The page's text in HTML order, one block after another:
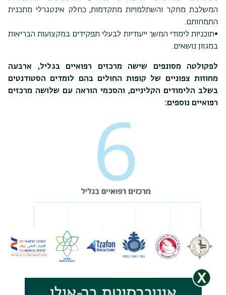
המשלבת מחקר והשתלמויות מתקדמות, כחלק אינטגרלי מתכנית
התמחותם.
•תוכניות לימודי המשך ייעודיות לבעלי תפקידים במקצועות הבריאות
במגוון נושאים.
לפקולטה מסונפים שישה מרכזים רפואיים בגליל, ארבעה
מחוזות צפוניים של קופות החולים בהם לומדים הסטודנטים
בשלב הלימודים הקליניים, והסכמי הוראה עם שלושה מרכזים
רפואיים נוספים: